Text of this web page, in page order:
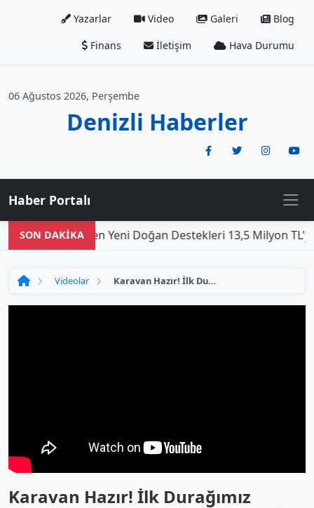
Yazarlar Video Galeri
Blog
Finans
İletişim Hava Durumu
06 Ağustos 2026, Perşembe
Denizli Haberler
Haber Portalı
SON DAKİKA
Videolar Karavan Hazır! İlk Durağımız Pamukkale ve Denizli'nin Lezzetli Kebapları 😍🚐
Karavan Hazır! İlk Durağımız